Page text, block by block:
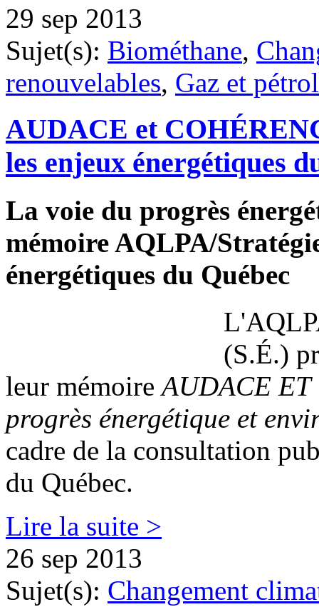
29 sep 2013
Sujet(s): Biométhane,
renouvelables, Gaz et
AUDACE et
les enjeux énergétiques
La voie du progrès
mémoire AQLPA/
énergétiques du Québec
(S.É.)
leur mémoireAUDACE ET
progrès énergétique et
cadre de la consultation
du Québec.
Lire la suite >
26 sep 2013
Sujet(s): Changement